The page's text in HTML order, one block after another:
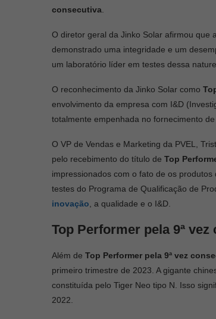
consecutiva
O diretor geral da Jinko Solar afirmou que
demonstrado uma integridade e um
um laboratório líder em testes dessa
O reconhecimento da Jinko Solar como
envolvimento da empresa com I&D
totalmente empenhada no fornecimento
O VP de Vendas e Marketing da PVEL,
pelo recebimento do título de Top
impressionados com o fato de os
testes do Programa de Qualificação de
inovação , a qualidade e o I&D.
Top Performer pela 9ª
Além de Top Performer pela 9ª vez
primeiro trimestre de 2023. A gigante
constituída pelo Tiger Neo tipo N. Isso
2022.